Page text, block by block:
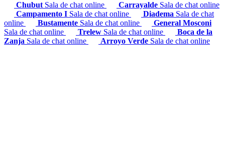
Chubut Sala de chat online Carrayalde Sala de chat online
Campamento I Sala de chat online Diadema Sala de chat
online
Bustamente Sala de chat online
General Mosconi
Sala de chat online
Trelew Sala de chat online
Boca de la
Zanja Sala de chat online Arroyo Verde Sala de chat online